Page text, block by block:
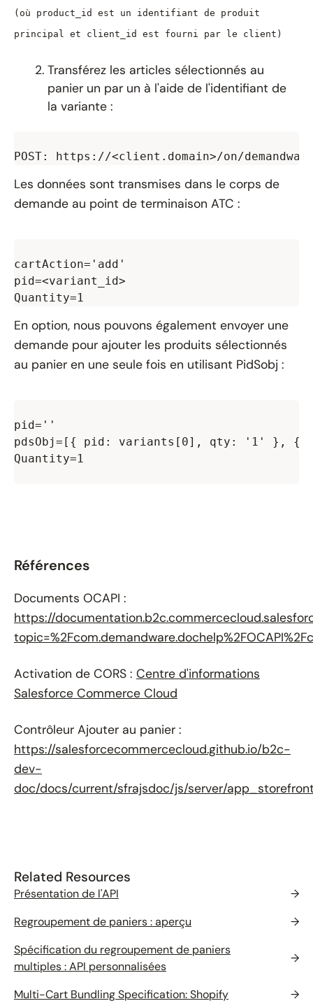
(où product_id est un identifiant de produit
principal et client_id est fourni par le client)
Transférez les articles sélectionnés au
panier un par un à l'aide de l'identifiant de
la variante :
Les données sont transmises dans le corps de
demande au point de terminaison ATC :
cartAction='add'
pid=<variant_id>
En option, nous pouvons également envoyer une
demande pour ajouter les produits sélectionnés
au panier en une seule fois en utilisant PidSobj :
pid=''
pdsObj=[{ pid: variants[0], qty: '1' },
Quantity=1
Références
Documents OCAPI :
https://
Activation de CORS : Centre d'informations
Salesforce Commerce Cloud
Contrôleur Ajouter au panier :
https://salesforcecommercecloud.github.io/b2c-
dev-
doc/docs/current/sfrajsdoc/js/server/
Related Resources
Présentation de l'API
→
Regroupement de paniers : aperçu
→
Spécification du regroupement de paniers
multiples : API personnalisées
→
Multi-Cart Bundling Specification: Shopify →